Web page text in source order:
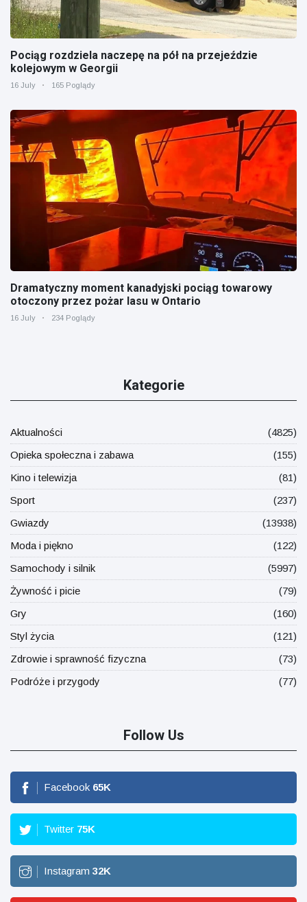
Pociąg rozdziela naczepę na pół na przejeździe
kolejowym w Georgii
16 July 165 Poglądy
Dramatyczny moment kanadyjski pociąg towarowy
otoczony przez pożar lasu w Ontario
16 July 234 Poglądy
Kategorie
Aktualności
(4825)
Opieka społeczna i zabawa
(155)
Kino i telewizja
(81)
Sport
(237)
Gwiazdy
(13938)
Moda i piękno
(122)
Samochody i silnik
(5997)
Żywność i picie
(79)
Gry
(160)
Styl życia
(121)
Zdrowie i sprawność fizyczna
(73)
Podróże i przygody
(77)
Follow Us
Facebook 65K
Twitter 75K
Instagram 32K